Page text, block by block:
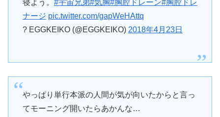
寝よう。 #宇宙兄弟#気胸#胸腔ドレーン#胸腔ドレ
ナージ pic.twitter.com/gapWeHAttq
? EGGKEIKO (@EGGKEIKO) 2018年4月23日
やっぱり単行本派の人間が気が向いたからと言っ
てモーニング開いたらあかんな…